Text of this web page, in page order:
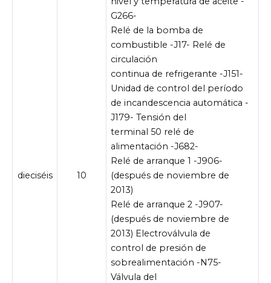
dieciséis 10
G266-
Relé de la bomba de
combustible -J17- Relé de
circulación
continua de refrigerante -J151-
Unidad de control del período
de incandescencia automática -
J179- Tensión del
terminal 50 relé de
alimentación -J682-
Relé de arranque 1 -J906-
(después de noviembre de
2013)
Relé de arranque 2 -J907-
(después de noviembre de
2013) Electroválvula de
control de presión de
sobrealimentación -N75-
Válvula del